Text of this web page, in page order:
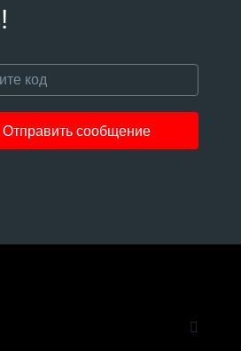
Отправить сообщение